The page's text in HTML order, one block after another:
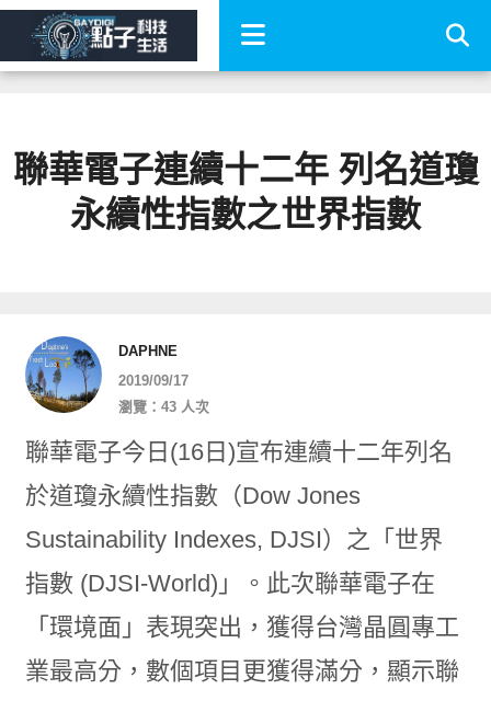
聯華電子連續十二年 列名道瓊
永續性指數之世界指數
DAPHNE
2019/09/17
瀏覽：43 人次
聯華電子今日(16日)宣布連續十二年列名
於道瓊永續性指數（Dow Jones
Sustainability Indexes, DJSI）之「世界
指數 (DJSI-World)」。此次聯華電子在
「環境面」表現突出，獲得台灣晶圓專工
業最高分，數個項目更獲得滿分，顯示聯